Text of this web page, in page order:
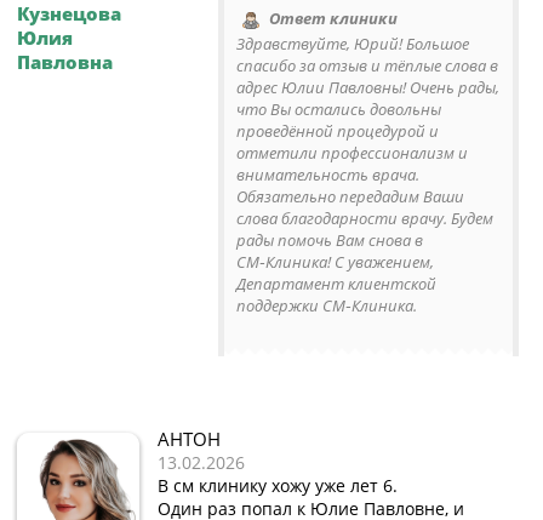
Кузнецова
Юлия
Павловна
Ответ клиники
Здравствуйте, Юрий! Большое
спасибо за отзыв и тёплые слова в
адрес Юлии Павловны! Очень рады,
что Вы остались довольны
проведённой процедурой и
отметили профессионализм и
внимательность врача.
Обязательно передадим Ваши
слова благодарности врачу. Будем
рады помочь Вам снова в
СМ‑Клиника! С уважением,
Департамент клиентской
поддержки СМ‑Клиника.
АНТОН
13.02.2026
В см клинику хожу уже лет 6.
Один раз попал к Юлие Павловне, и